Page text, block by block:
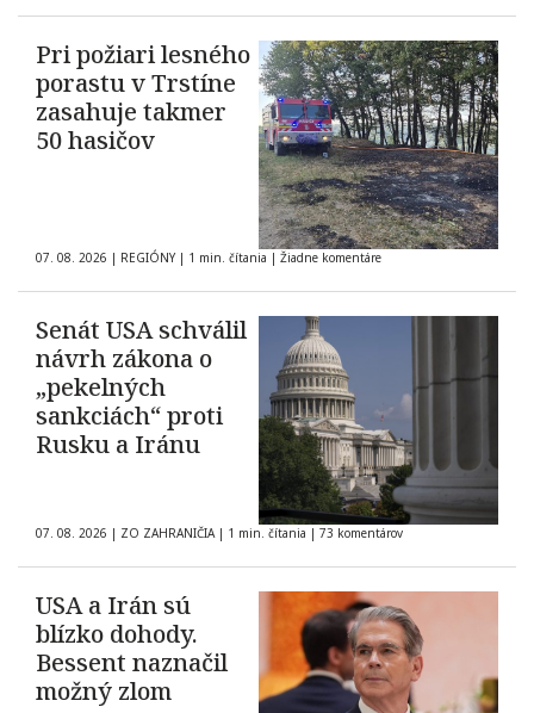
Pri požiari lesného
porastu v Trstíne
zasahuje takmer
50 hasičov
07. 08. 2026 | REGIÓNY | 1 min. čítania | Žiadne komentáre
Senát USA schválil
návrh zákona o
„pekelných
sankciách“ proti
Rusku a Iránu
07. 08. 2026 | ZO ZAHRANIČIA | 1 min. čítania | 73 komentárov
USA a Irán sú
blízko dohody.
Bessent naznačil
možný zlom